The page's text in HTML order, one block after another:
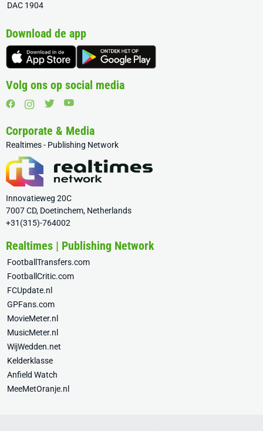
DAC 1904
Download de app
Volg ons op social media
Corporate & Media
Realtimes - Publishing Network
Innovatieweg 20C
7007 CD, Doetinchem, Netherlands
+31(315)-764002
Realtimes | Publishing Network
FootballTransfers.com
FootballCritic.com
FCUpdate.nl
GPFans.com
MovieMeter.nl
MusicMeter.nl
WijWedden.net
Kelderklasse
Anfield Watch
MeeMetOranje.nl